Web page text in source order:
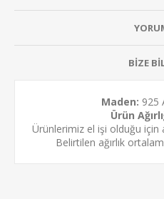
BİZE
Maden: 925
Ürün
Ürünlerimiz el işi olduğu için
Belirtilen ağırlık